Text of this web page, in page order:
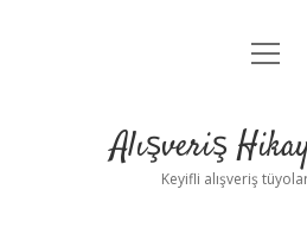
Anasayfa
Yasal
menüyü
Alışveriş
Keyifli alışveriş